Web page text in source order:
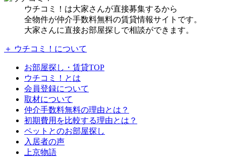
ウチコミ！は大家さんが直接募集するから
全物件が仲介手数料無料の賃貸情報サイトです。
大家さんに直接お部屋探しで相談ができます。
＋ ウチコミ！について
お部屋探し・賃貸TOP
ウチコミ！とは
会員登録について
取材について
仲介手数料無料の理由とは？
初期費用を比較する理由とは？
ペットとのお部屋探し
入居者の声
上京物語